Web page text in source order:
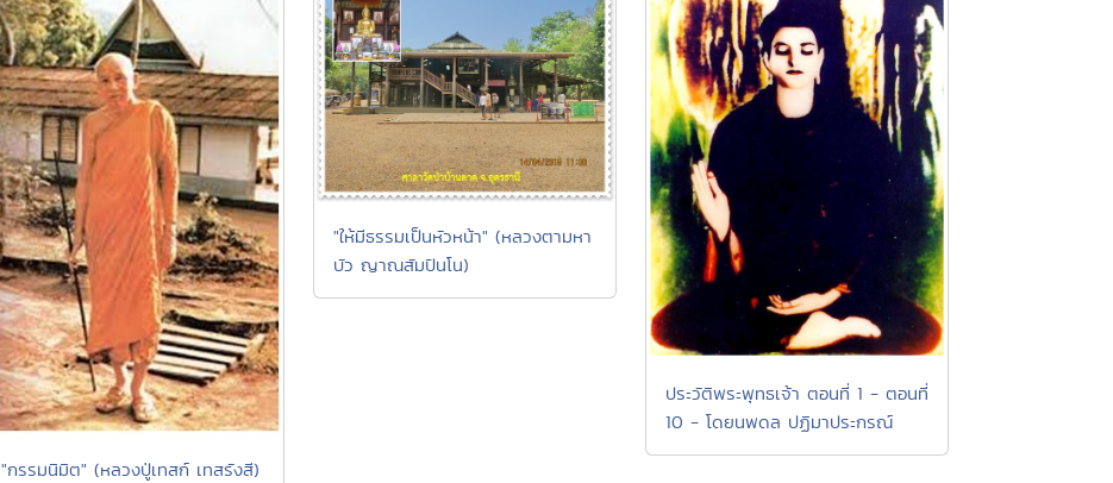
"กรรมนิมิต" (หลวงปู่เทสก์ เทสรังสี)
"ให้มีธรรมเป็นหัวหน้า" (หลวงตามหา
บัว ญาณสัมปันโน)
ประวัติพระพุทธเจ้า ตอนที่ 1 - ตอนที่
10 - โดยนพดล ปฏิมาประกรณ์